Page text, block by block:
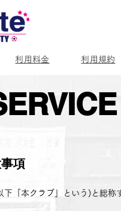
利用料金 利用規約
項
「本クラブ」という)と総称